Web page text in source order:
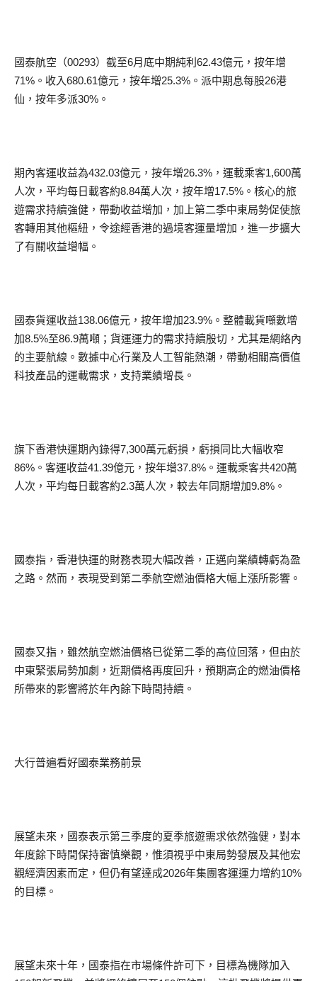
國泰航空（00293）截至6月底中期純利62.43億元，按年增
71%。收入680.61億元，按年增25.3%。派中期息每股26港
仙，按年多派30%。
期內客運收益為432.03億元，按年增26.3%，運載乘客1,600萬
人次，平均每日載客約8.84萬人次，按年增17.5%。核心的旅
遊需求持續強健，帶動收益增加，加上第二季中東局勢促使旅
客轉用其他樞紐，令途經香港的過境客運量增加，進一步擴大
了有關收益增幅。
國泰貨運收益138.06億元，按年增加23.9%。整體載貨噸數增
加8.5%至86.9萬噸；貨運運力的需求持續殷切，尤其是網絡內
的主要航線。數據中心行業及人工智能熱潮，帶動相關高價值
科技產品的運載需求，支持業績增長。
旗下香港快運期內錄得7,300萬元虧損，虧損同比大幅收窄
86%。客運收益41.39億元，按年增37.8%。運載乘客共420萬
人次，平均每日載客約2.3萬人次，較去年同期增加9.8%。
國泰指，香港快運的財務表現大幅改善，正邁向業績轉虧為盈
之路。然而，表現受到第二季航空燃油價格大幅上漲所影響。
國泰又指，雖然航空燃油價格已從第二季的高位回落，但由於
中東緊張局勢加劇，近期價格再度回升，預期高企的燃油價格
所帶來的影響將於年內餘下時間持續。
大行普遍看好國泰業務前景
展望未來，國泰表示第三季度的夏季旅遊需求依然強健，對本
年度餘下時間保持審慎樂觀，惟須視乎中東局勢發展及其他宏
觀經濟因素而定，但仍有望達成2026年集團客運運力增約10%
的目標。
展望未來十年，國泰指在市場條件許可下，目標為機隊加入